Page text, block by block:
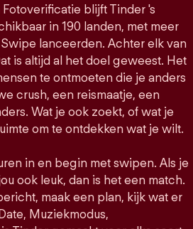
blijft Tinder 's
in 190 landen, met meer
lanceerden. Achter elk van
is altijd al het doel geweest. Het
te ontmoeten die je anders
crush, een reismaatje, een
Wat je ook zoekt, of wat je
om te ontdekken wat je wilt.
in en begin met swipen. Als je
ook leuk, dan is het een match.
maak een plan, kijk wat er
Muziekmodus,